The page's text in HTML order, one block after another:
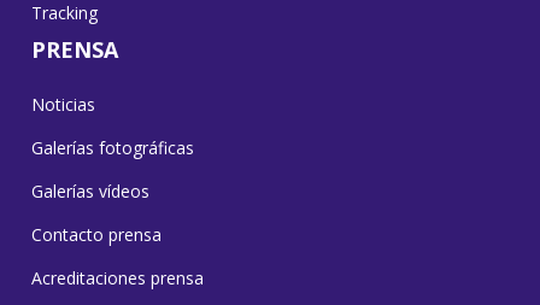
Tracking
PRENSA
Noticias
Galerías fotográficas
Galerías vídeos
Contacto prensa
Acreditaciones prensa